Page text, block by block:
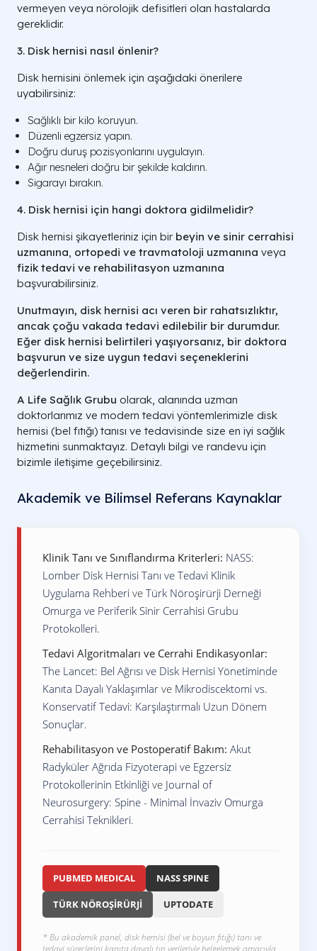
vermeyen veya nörolojik defisitleri olan hastalarda
gereklidir.
3. Disk hernisi nasıl önlenir?
Disk hernisini önlemek için aşağıdaki önerilere
uyabilirsiniz:
Sağlıklı bir kilo koruyun.
Düzenli egzersiz yapın.
Doğru duruş pozisyonlarını uygulayın.
Ağır nesneleri doğru bir şekilde kaldırın.
Sigarayı bırakın.
4. Disk hernisi için hangi doktora gidilmelidir?
Disk hernisi şikayetleriniz için bir beyin ve sinir cerrahisi
uzmanına ortopedi ve travmatoloji uzmanına veya
fizik tedavi ve rehabilitasyon uzmanına
başvurabilirsiniz.
Unutmayın, disk hernisi acı veren bir rahatsızlıktır,
ancak çoğu vakada tedavi edilebilir bir durumdur.
Eğer disk hernisi belirtileri yaşıyorsanız, bir doktora
başvurun ve size uygun tedavi seçeneklerini
değerlendirin.
A Life Sağlık Grubu olarak, alanında uzman
doktorlarımız ve modern tedavi yöntemlerimizle disk
hernisi (bel fıtığı) tanısı ve tedavisinde size en iyi sağlık
hizmetini sunmaktayız. Detaylı bilgi ve randevu için
bizimle iletişime geçebilirsiniz.
Akademik ve Bilimsel Referans Kaynaklar
Klinik Tanı ve Sınıflandırma Kriterleri: NASS:
Lomber Disk Hernisi Tanı ve Tedavi Klinik
Uygulama Rehberi ve Türk Nöroşirürji Derneği
Omurga ve Periferik Sinir Cerrahisi Grubu
Protokolleri.
Tedavi Algoritmaları ve Cerrahi Endikasyonlar:
The Lancet: Bel Ağrısı ve Disk Hernisi Yönetiminde
Kanıta Dayalı Yaklaşımlar ve Mikrodiscektomi vs.
Konservatif Tedavi: Karşılaştırmalı Uzun Dönem
Sonuçlar.
Rehabilitasyon ve Postoperatif Bakım: Akut
Radyküler Ağrıda Fizyoterapi ve Egzersiz
Protokollerinin Etkinliği ve Journal of
Neurosurgery: Spine - Minimal İnvaziv Omurga
Cerrahisi Teknikleri.
PUBMED MEDICAL NASS SPINE
TÜRK NÖROŞİRÜRJİ UPTODATE
* Bu akademik panel, disk hernisi (bel ve boyun fıtığı) tanı ve
tedavi süreçlerini kanıta dayalı tıp verileriyle belgelemek amacıyla